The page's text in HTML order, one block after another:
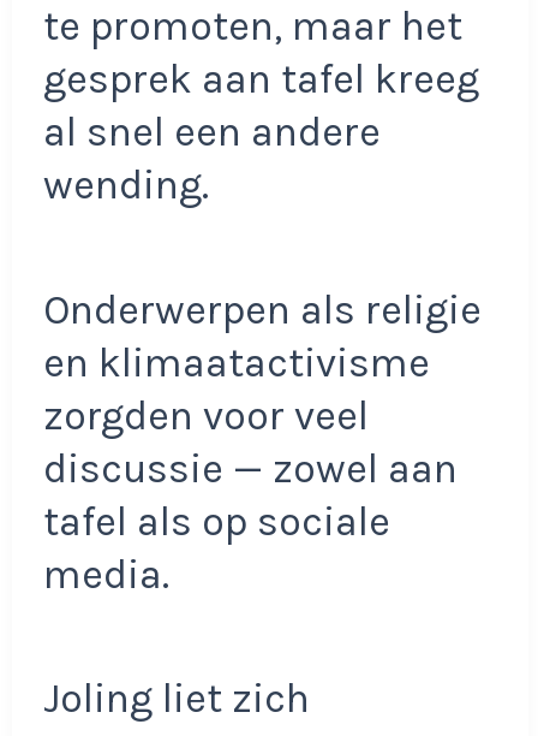
te promoten, maar het
gesprek aan tafel kreeg
al snel een andere
wending.
Onderwerpen als religie
en klimaatactivisme
zorgden voor veel
discussie — zowel aan
tafel als op sociale
media.
Joling liet zich